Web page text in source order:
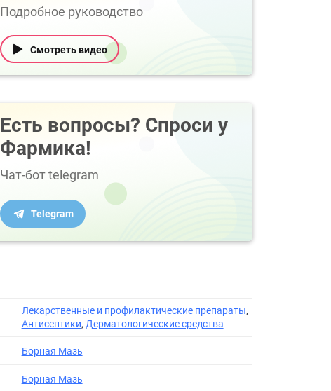
Подробное руководство
Смотреть видео
Есть вопросы? Спроси у
Фармика!
Чат-бот telegram
Telegram
Лекарственные и профилактические препараты,
Антисептики, Дерматологические средства
Борная Мазь
Борная Мазь